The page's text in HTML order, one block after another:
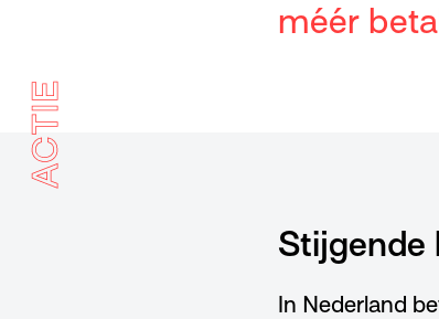
méér
ACTIE
Stijgende
In Nederland